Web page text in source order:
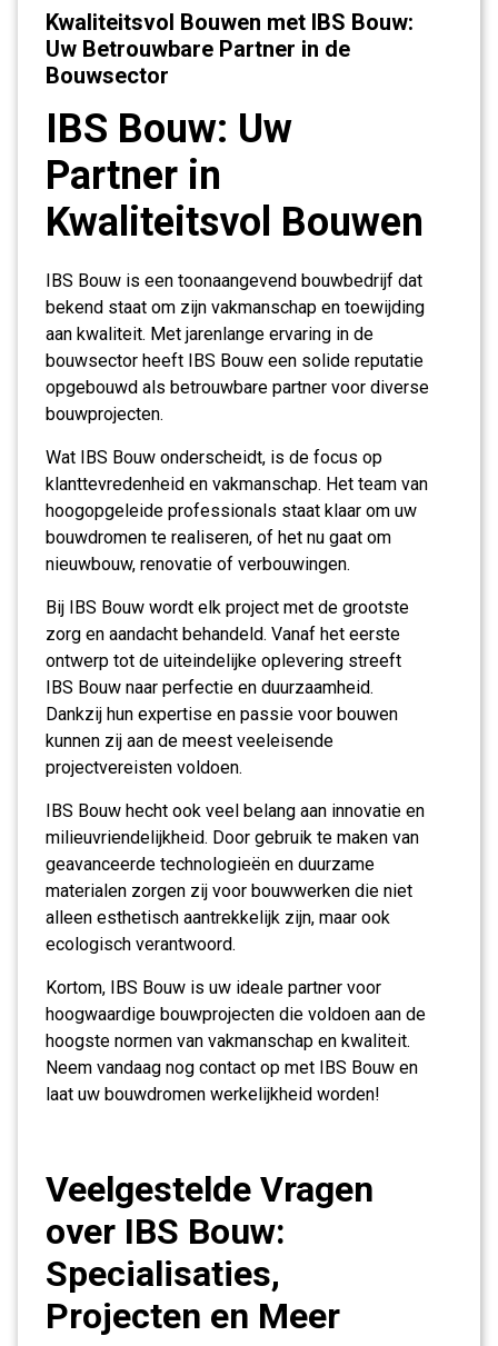
Kwaliteitsvol Bouwen met IBS Bouw:
Uw Betrouwbare Partner in de
Bouwsector
IBS Bouw: Uw
Partner in
Kwaliteitsvol Bouwen
IBS Bouw is een toonaangevend bouwbedrijf dat
bekend staat om zijn vakmanschap en toewijding
aan kwaliteit. Met jarenlange ervaring in de
bouwsector heeft IBS Bouw een solide reputatie
opgebouwd als betrouwbare partner voor diverse
bouwprojecten.
Wat IBS Bouw onderscheidt, is de focus op
klanttevredenheid en vakmanschap. Het team van
hoogopgeleide professionals staat klaar om uw
bouwdromen te realiseren, of het nu gaat om
nieuwbouw, renovatie of verbouwingen.
Bij IBS Bouw wordt elk project met de grootste
zorg en aandacht behandeld. Vanaf het eerste
ontwerp tot de uiteindelijke oplevering streeft
IBS Bouw naar perfectie en duurzaamheid.
Dankzij hun expertise en passie voor bouwen
kunnen zij aan de meest veeleisende
projectvereisten voldoen.
IBS Bouw hecht ook veel belang aan innovatie en
milieuvriendelijkheid. Door gebruik te maken van
geavanceerde technologieën en duurzame
materialen zorgen zij voor bouwwerken die niet
alleen esthetisch aantrekkelijk zijn, maar ook
ecologisch verantwoord.
Kortom, IBS Bouw is uw ideale partner voor
hoogwaardige bouwprojecten die voldoen aan de
hoogste normen van vakmanschap en kwaliteit.
Neem vandaag nog contact op met IBS Bouw en
laat uw bouwdromen werkelijkheid worden!
Veelgestelde Vragen
over IBS Bouw:
Specialisaties,
Projecten en Meer